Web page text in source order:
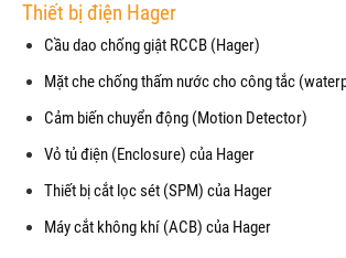
Thiết bị điện Hager
Cầu dao chống giật RCCB (Hager)
Mặt che chống thấm nước cho công tắc
Cảm biến chuyển động (Motion Detector)
Vỏ tủ điện (Enclosure) của Hager
Thiết bị cắt lọc sét (SPM) của Hager
Máy cắt không khí (ACB) của Hager